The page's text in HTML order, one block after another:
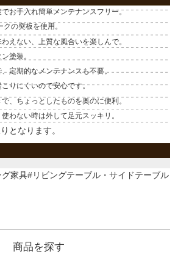
お手入れ簡単メンテナンスフリー。
の突板を使用。
えない、上質な風合いを楽しんで。
塗装。
定期的なメンテナンスも不要。
りにくいので安心です。
、ちょっとしたものを奥のに便利。
わない時は外して足元スッキリ。
となります。
家具#リビングテーブル・サイドテーブル
商品を探す